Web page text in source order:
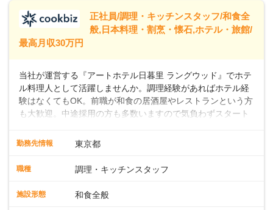
スデー休暇や永年勤続休暇などの制度もあります。
正社員/調理・キッチンスタッフ/和食全
般,日本料理・割烹・懐石,ホテル・旅館/
最高月収30万円
当社が運営する『アートホテル日暮里 ラングウッド』でホテ
ル料理人として活躍しませんか。調理経験があればホテル経
験はなくてもOK。前職が和食の居酒屋やレストランという方
も大歓迎。中途採用の方も多数いますので気負わずスタート
も深さもグッと広がりますよ。 ◎仕事内容ホテル内のレスト
調理、盛り付け、刺身の切り出しのほか、料理長の下で和食
ます。スキルや経験に応じて発注業務やアルバイトスタッフ
勤務先情報 東京都
職種 調理・キッチンスタッフ
施設形態 和食全般